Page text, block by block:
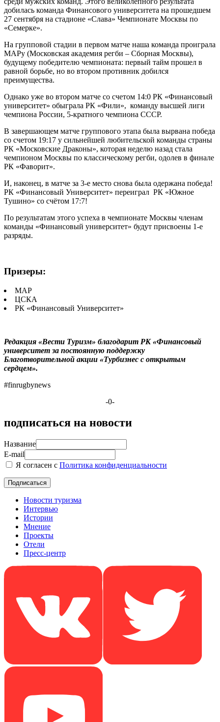
добилась команда Финансового университета на прошедшем
27 сентября на стадионе «Слава» Чемпионате Москвы по
«Семерке».
На групповой стадии в первом матче наша команда проиграла
МАРу (Московская академия регби – Сборная Москвы),
будущему победителю чемпионата: первый тайм прошел в
равной борьбе, но во втором противник добился
преимущества.
Однако уже во втором матче со счетом 14:0 РК «Финансовый
университет» обыграла РК «Фили», команду высшей лиги
чемпиона России, 5-кратного чемпиона СССР.
В завершающем матче группового этапа была вырвана победа
со счетом 19:17 у сильнейшей любительской команды страны
РК «Московские Драконы», которая неделю назад стала
чемпионом Москвы по классическому регби, одолев в финале
РК «Фаворит».
И, наконец, в матче за 3-е место снова была одержана победа!
РК «Финансовый Университет» переиграл РК «Южное
Тушино» со счётом 17:7!
По результатам этого успеха в чемпионате Москвы членам
команды «Финансовый университет» будут присвоены 1-е
разряды.
Призеры:
МАР
ЦСКА
РК «Финансовый Университет»
Редакция «Вести Туризм» благодарит РК «Финансовый
университет за постоянную поддержку
Благотворительной акции «Турбизнес с открытым
сердцем».
#finrugbynews
-0-
подписаться на новости
Название
E-mail
Я согласен с Политика конфиденциальности
Новости туризма
Интервью
Истории
Мнение
Проекты
Отели
Пресс-центр